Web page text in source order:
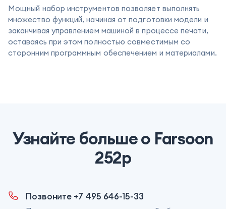
Мощный набор инструментов позволяет выполнять
множество функций, начиная от подготовки модели и
заканчивая управлением машиной в процессе печати,
оставаясь при этом полностью совместимым со
сторонним программным обеспечением и материалами.
Узнайте больше о Farsoon
252p
Позвоните +7 495 646-15-33